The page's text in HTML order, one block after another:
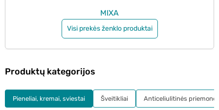
MIXA
Visi prekės ženklo produktai
Produktų kategorijos
Pieneliai, kremai, sviestai Šveitikliai Anticeliulitinės